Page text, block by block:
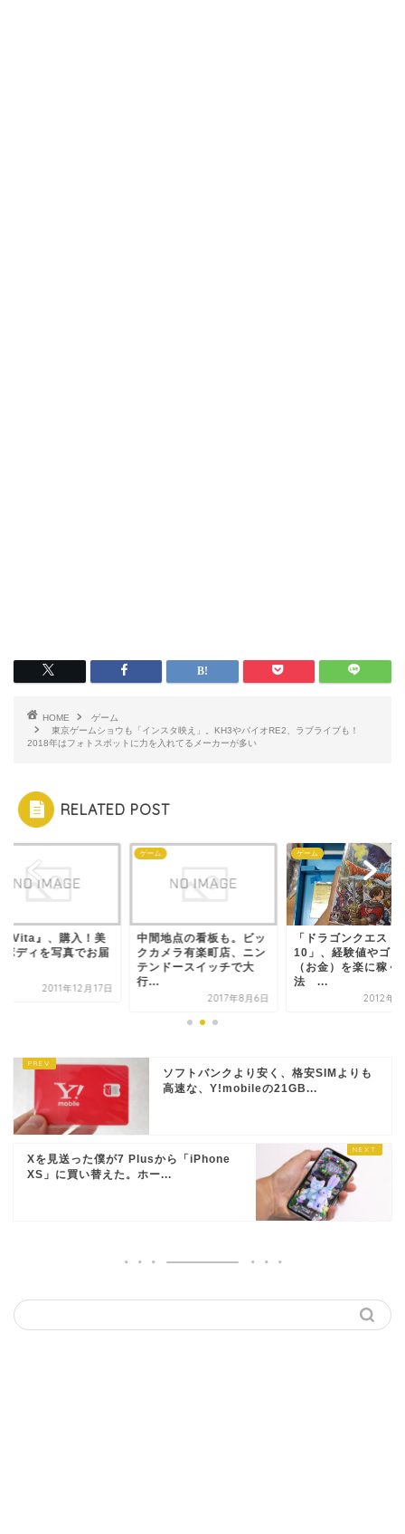
HOME
ゲーム
東京ゲームショウも「インスタ映え」。KH3やバイオRE2、ラブライブも！
2018年はフォトスポットに力を入れてるメーカーが多い
RELATED POST
Vita』、購入！美
ボディを写真でお届
2011年12月17日
ゲーム
中間地点の看板も。ビッ
クカメラ有楽町店、ニン
テンドースイッチで大
行...
2017年8月6日
ゲーム
「ドラゴンクエスト
10」、経験値やゴー
（お金）を楽に稼ぐ
法 ...
2012年8
ソフトバンクより安く、格安SIMよりも
高速な、Y!mobileの21GB...
Xを見送った僕が7 Plusから「iPhone
XS」に買い替えた。ホー...